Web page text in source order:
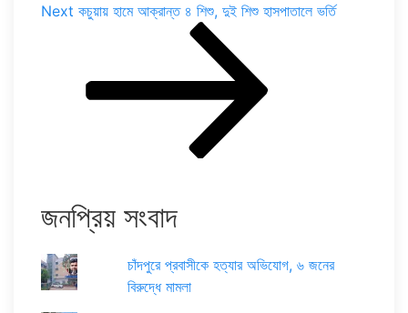
Next
Next কচুয়ায় হামে আক্রান্ত ৪ শিশু, দুই শিশু হাসপাতালে ভর্তি
জনপ্রিয় সংবাদ
চাঁদপুরে প্রবাসীকে হত্যার অভিযোগ, ৬ জনের
বিরুদ্ধে মামলা